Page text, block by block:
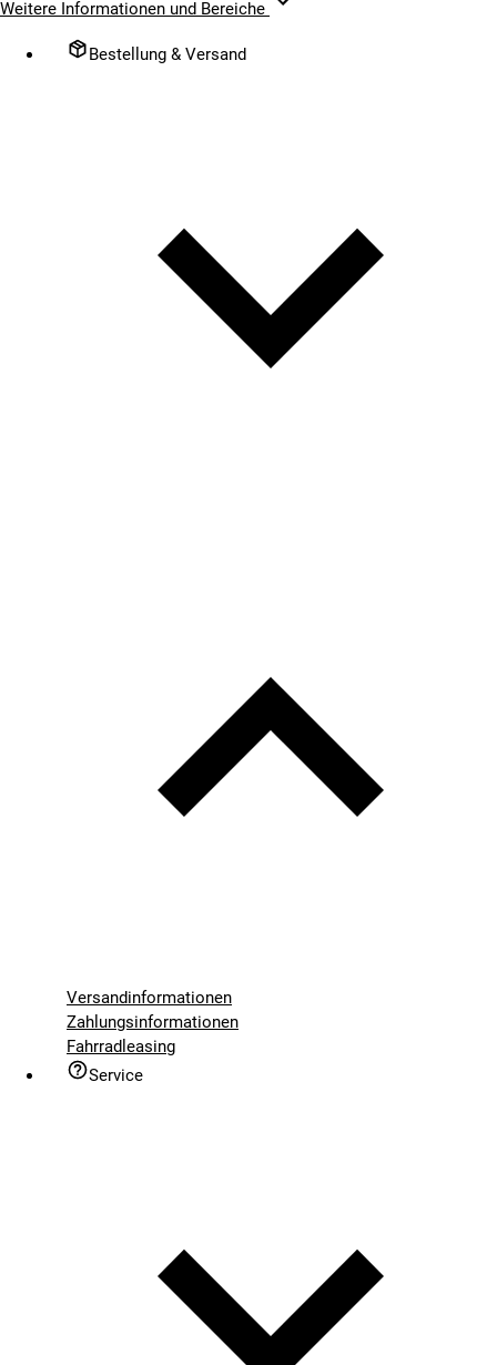
Weitere Informationen und Bereiche
Bestellung & Versand
Versandinformationen
Zahlungsinformationen
Fahrradleasing
Service